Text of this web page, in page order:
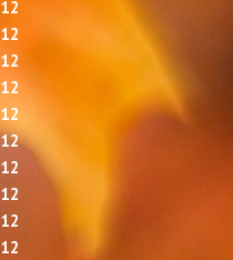
12
12
12
12
12
12
12
12
12
12